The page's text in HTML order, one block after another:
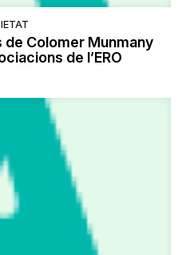
Colomer Munmany
de l’ERO